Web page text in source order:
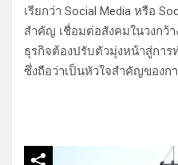
เรียกว่า Social Media หรือ
สำคัญ เชื่อมต่อสังคมในวงกว้
ธุรกิจต้องปรับตัวมุ่งหน้าสู่การ
ซึ่งถือว่าเป็นหัวใจสำคัญของก